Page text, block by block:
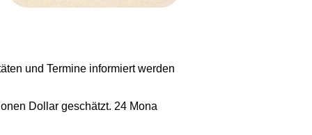
und Termine informiert werden
Dollar geschätzt. 24 Mona